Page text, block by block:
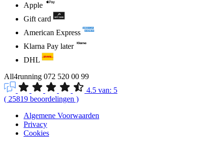
Apple
Gift card
American Express
Klarna Pay later
DHL
All4running 072 520 00 99
4.5 van: 5
( 25819 beoordelingen )
Algemene Voorwaarden
Privacy
Cookies